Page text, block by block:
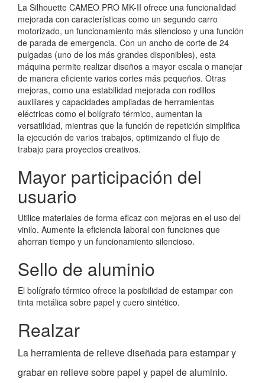
La Silhouette CAMEO PRO MK-II ofrece una funcionalidad
mejorada con características como un segundo carro
motorizado, un funcionamiento más silencioso y una función
de parada de emergencia. Con un ancho de corte de 24
pulgadas (uno de los más grandes disponibles), esta
máquina permite realizar diseños a mayor escala o manejar
de manera eficiente varios cortes más pequeños. Otras
mejoras, como una estabilidad mejorada con rodillos
auxiliares y capacidades ampliadas de herramientas
eléctricas como el bolígrafo térmico, aumentan la
versatilidad, mientras que la función de repetición simplifica
la ejecución de varios trabajos, optimizando el flujo de
trabajo para proyectos creativos.
Mayor participación del
usuario
Utilice materiales de forma eficaz con mejoras en el uso del
vinilo. Aumente la eficiencia laboral con funciones que
ahorran tiempo y un funcionamiento silencioso.
Sello de aluminio
El bolígrafo térmico ofrece la posibilidad de estampar con
tinta metálica sobre papel y cuero sintético.
Realzar
La herramienta de relieve diseñada para estampar y
grabar en relieve sobre papel y papel de aluminio.